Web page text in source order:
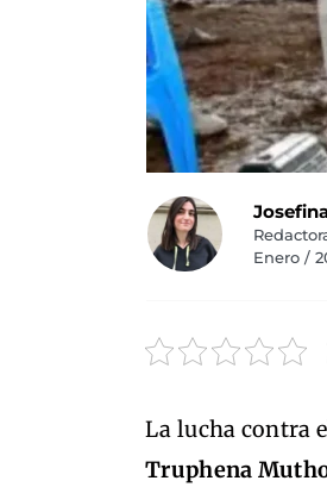
Enero /
La lucha contra
Truphena